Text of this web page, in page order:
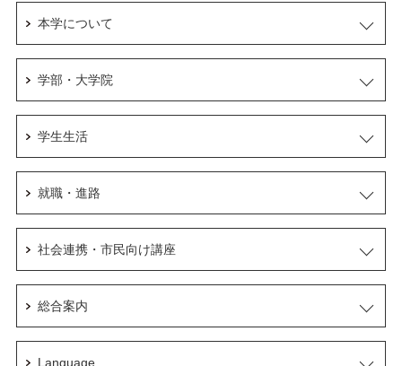
本学について
学部・大学院
学生生活
就職・進路
社会連携・市民向け講座
総合案内
Language